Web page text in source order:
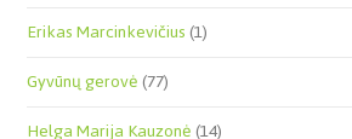
Erikas Marcinkevičius(1)
Gyvūnų gerovė(77)
Helga Marija Kauzonė(14)